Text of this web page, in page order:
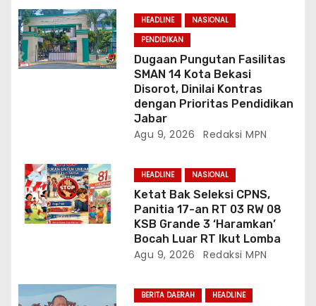
s
HEADLINE
NASIONAL
PENDIDIKAN
Dugaan Pungutan Fasilitas
SMAN 14 Kota Bekasi
Disorot, Dinilai Kontras
dengan Prioritas Pendidikan
Jabar
Agu 9, 2026 Redaksi MPN
HEADLINE NASIONAL
Ketat Bak Seleksi CPNS,
Panitia 17-an RT 03 RW 08
KSB Grande 3 ‘Haramkan’
Bocah Luar RT Ikut Lomba
Agu 9, 2026 Redaksi MPN
BERITA DAERAH HEADLINE